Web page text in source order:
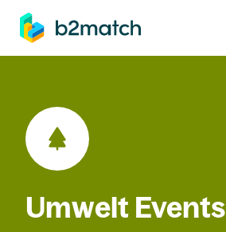
springen
Umwelt Events